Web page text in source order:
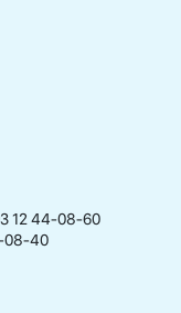
12 44-08-60
08-40